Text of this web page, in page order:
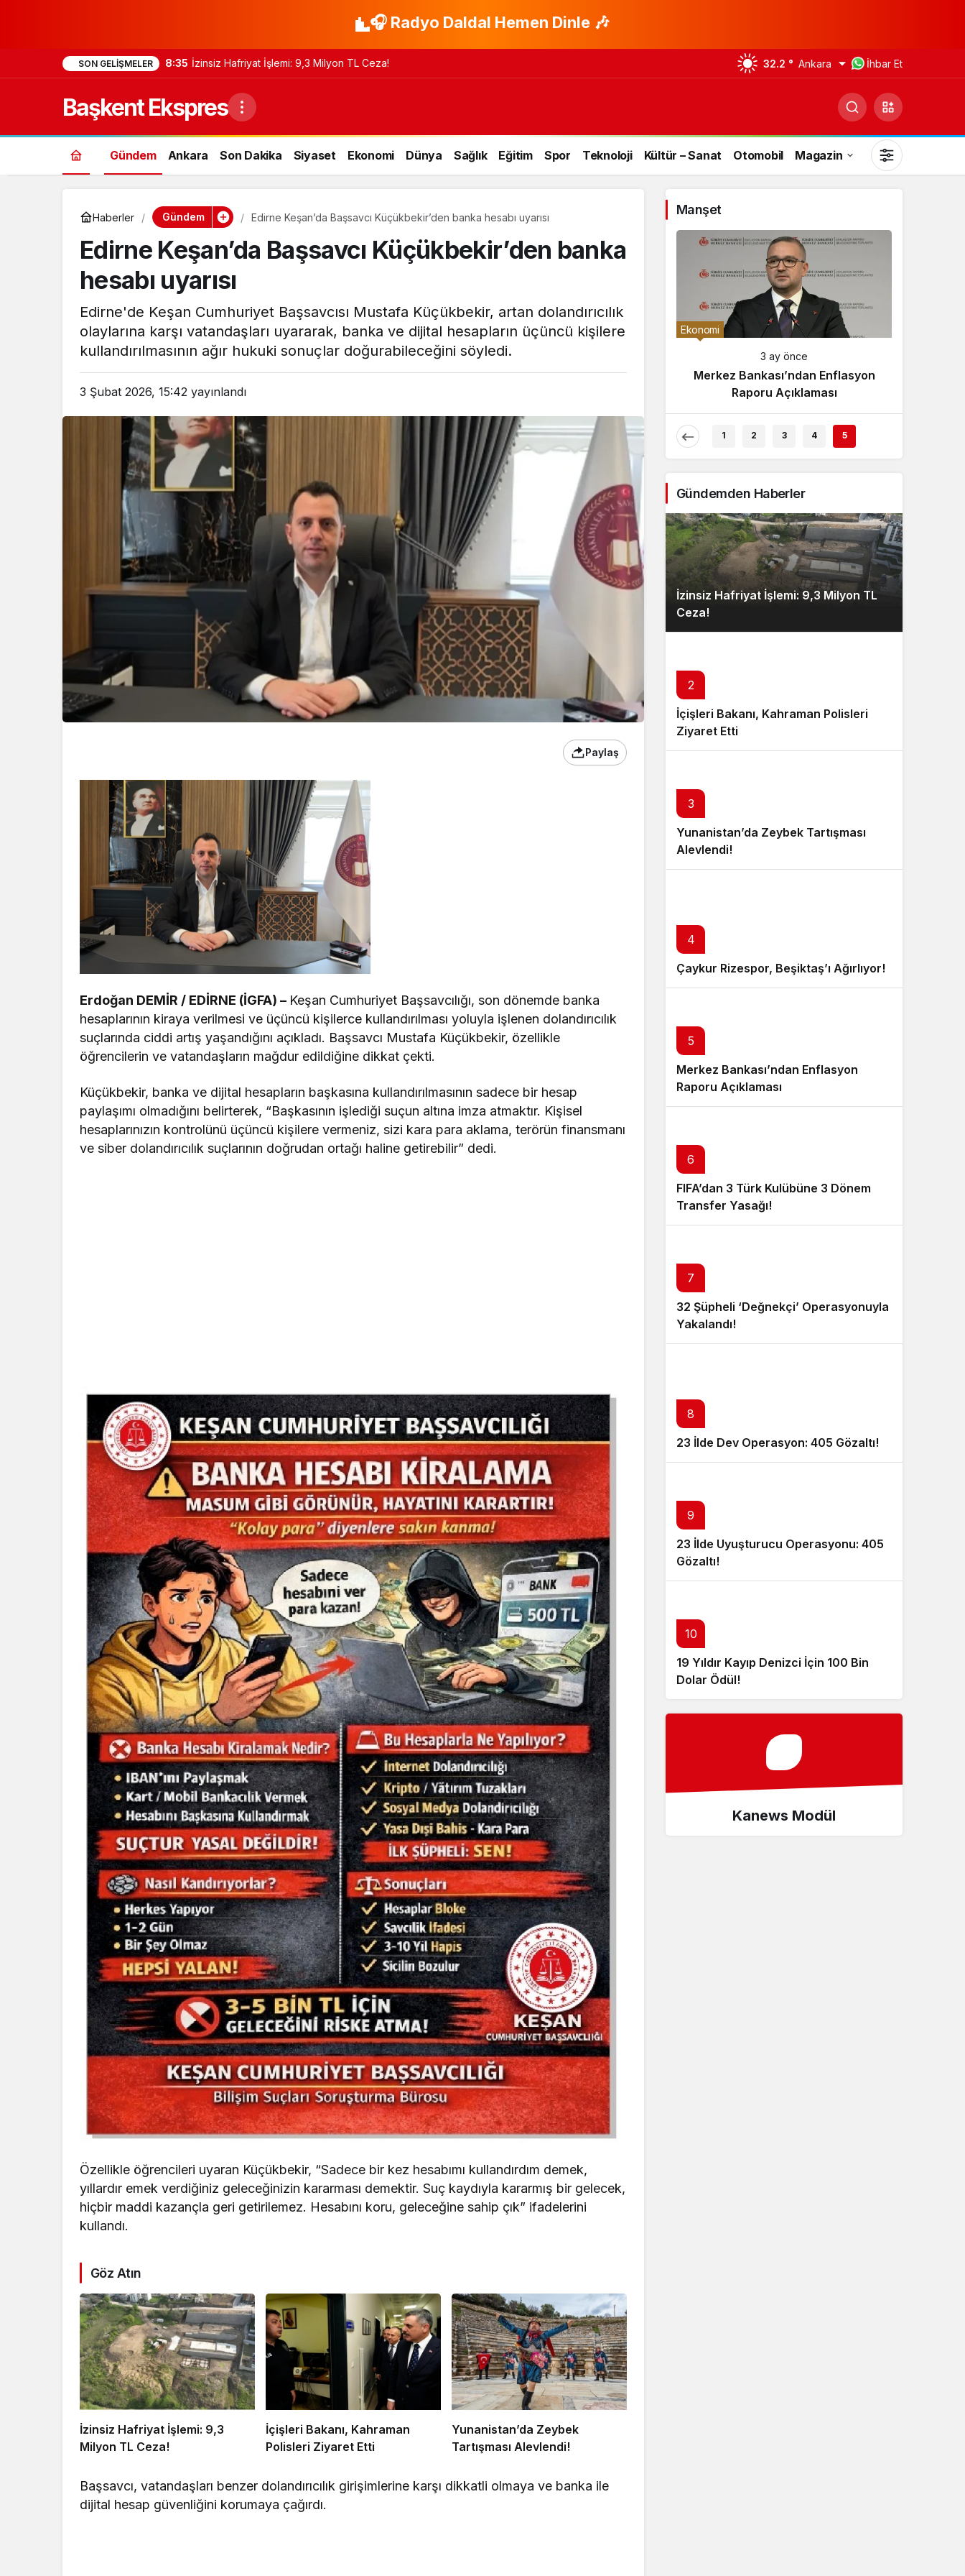
🎧 Radyo Daldal Hemen Dinle 🎶
SON GELIŞMELER 8:35 İzinsiz Hafriyat İşlemi: 9,3 Milyon TL Ceza! 32.2 ° Ankara İhbar Et
Başkent Ekspres
Gündem Ankara Son Dakika Siyaset Ekonomi Dünya Sağlık Eğitim Spor Teknoloji Kültür – Sanat Otomobil Magazin
Gündüz Modu
Gündüz modunu seçin.
Gece Modu
Gece modunu seçin.
Sistem Modu
Sistem modunu seçin.
Haberler Gündem Edirne Keşan’da Başsavcı Küçükbekir’den banka hesabı uyarısı
Edirne Keşan’da Başsavcı Küçükbekir’den banka
hesabı uyarısı
Edirne'de Keşan Cumhuriyet Başsavcısı Mustafa Küçükbekir, artan dolandırıcılık
olaylarına karşı vatandaşları uyararak, banka ve dijital hesapların üçüncü kişilere
kullandırılmasının ağır hukuki sonuçlar doğurabileceğini söyledi.
3 Şubat 2026, 15:42 yayınlandı
Paylaş
Erdoğan DEMİR / EDİRNE (İGFA) – Keşan Cumhuriyet Başsavcılığı, son dönemde banka
hesaplarının kiraya verilmesi ve üçüncü kişilerce kullandırılması yoluyla işlenen dolandırıcılık
suçlarında ciddi artış yaşandığını açıkladı. Başsavcı Mustafa Küçükbekir, özellikle
öğrencilerin ve vatandaşların mağdur edildiğine dikkat çekti.
Küçükbekir, banka ve dijital hesapların başkasına kullandırılmasının sadece bir hesap
paylaşımı olmadığını belirterek, “Başkasının işlediği suçun altına imza atmaktır. Kişisel
hesaplarınızın kontrolünü üçüncü kişilere vermeniz, sizi kara para aklama, terörün finansmanı
ve siber dolandırıcılık suçlarının doğrudan ortağı haline getirebilir” dedi.
Özellikle öğrencileri uyaran Küçükbekir, “Sadece bir kez hesabımı kullandırdım demek,
yıllardır emek verdiğiniz geleceğinizin kararması demektir. Suç kaydıyla kararmış bir gelecek,
hiçbir maddi kazançla geri getirilemez. Hesabını koru, geleceğine sahip çık” ifadelerini
kullandı.
Göz Atın
İzinsiz Hafriyat İşlemi: 9,3
Milyon TL Ceza!
İçişleri Bakanı, Kahraman
Polisleri Ziyaret Etti
Yunanistan’da Zeybek
Tartışması Alevlendi!
Başsavcı, vatandaşları benzer dolandırıcılık girişimlerine karşı dikkatli olmaya ve banka ile
dijital hesap güvenliğini korumaya çağırdı.
Manşet
3 ay önce
Bakanı, Kahraman Polisleri
Ziyaret Etti
Gündem
3 ay önce
Yunanistan’da Zeybek Tartışması
Son Dakika
Çaykur Rizespor, Beşiktaş’ı
Ekonomi
3 ay önce
Merkez Bankası’ndan Enflasyon
Raporu Açıklaması
1 2 3 4 5
Gündemden Haberler
İzinsiz Hafriyat İşlemi: 9,3 Milyon TL
Ceza!
2
İçişleri Bakanı, Kahraman Polisleri
Ziyaret Etti
3
Yunanistan’da Zeybek Tartışması
Alevlendi!
4
Çaykur Rizespor, Beşiktaş’ı Ağırlıyor!
5
Merkez Bankası’ndan Enflasyon
Raporu Açıklaması
6
FIFA’dan 3 Türk Kulübüne 3 Dönem
Transfer Yasağı!
7
32 Şüpheli ‘Değnekçi’ Operasyonuyla
Yakalandı!
8
23 İlde Dev Operasyon: 405 Gözaltı!
9
23 İlde Uyuşturucu Operasyonu: 405
Gözaltı!
10
19 Yıldır Kayıp Denizci İçin 100 Bin
Dolar Ödül!
Kanews Modül